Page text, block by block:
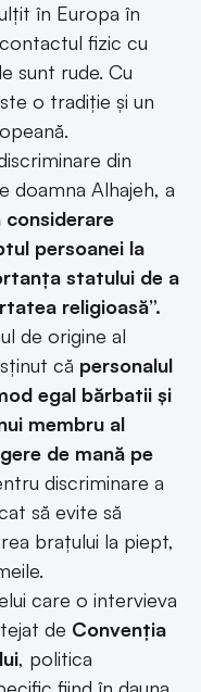
în Europa în
fizic cu
sunt rude. Cu
o tradiție și un
din
doamna Alhajeh, a
considerare
persoanei la
statului de a
religioasă”.
de origine al
că personalul
egal bărbatii și
membru al
de mană pe
discriminare a
să evite să
brațului la piept,
care o intervieva
de Convenția
, politica